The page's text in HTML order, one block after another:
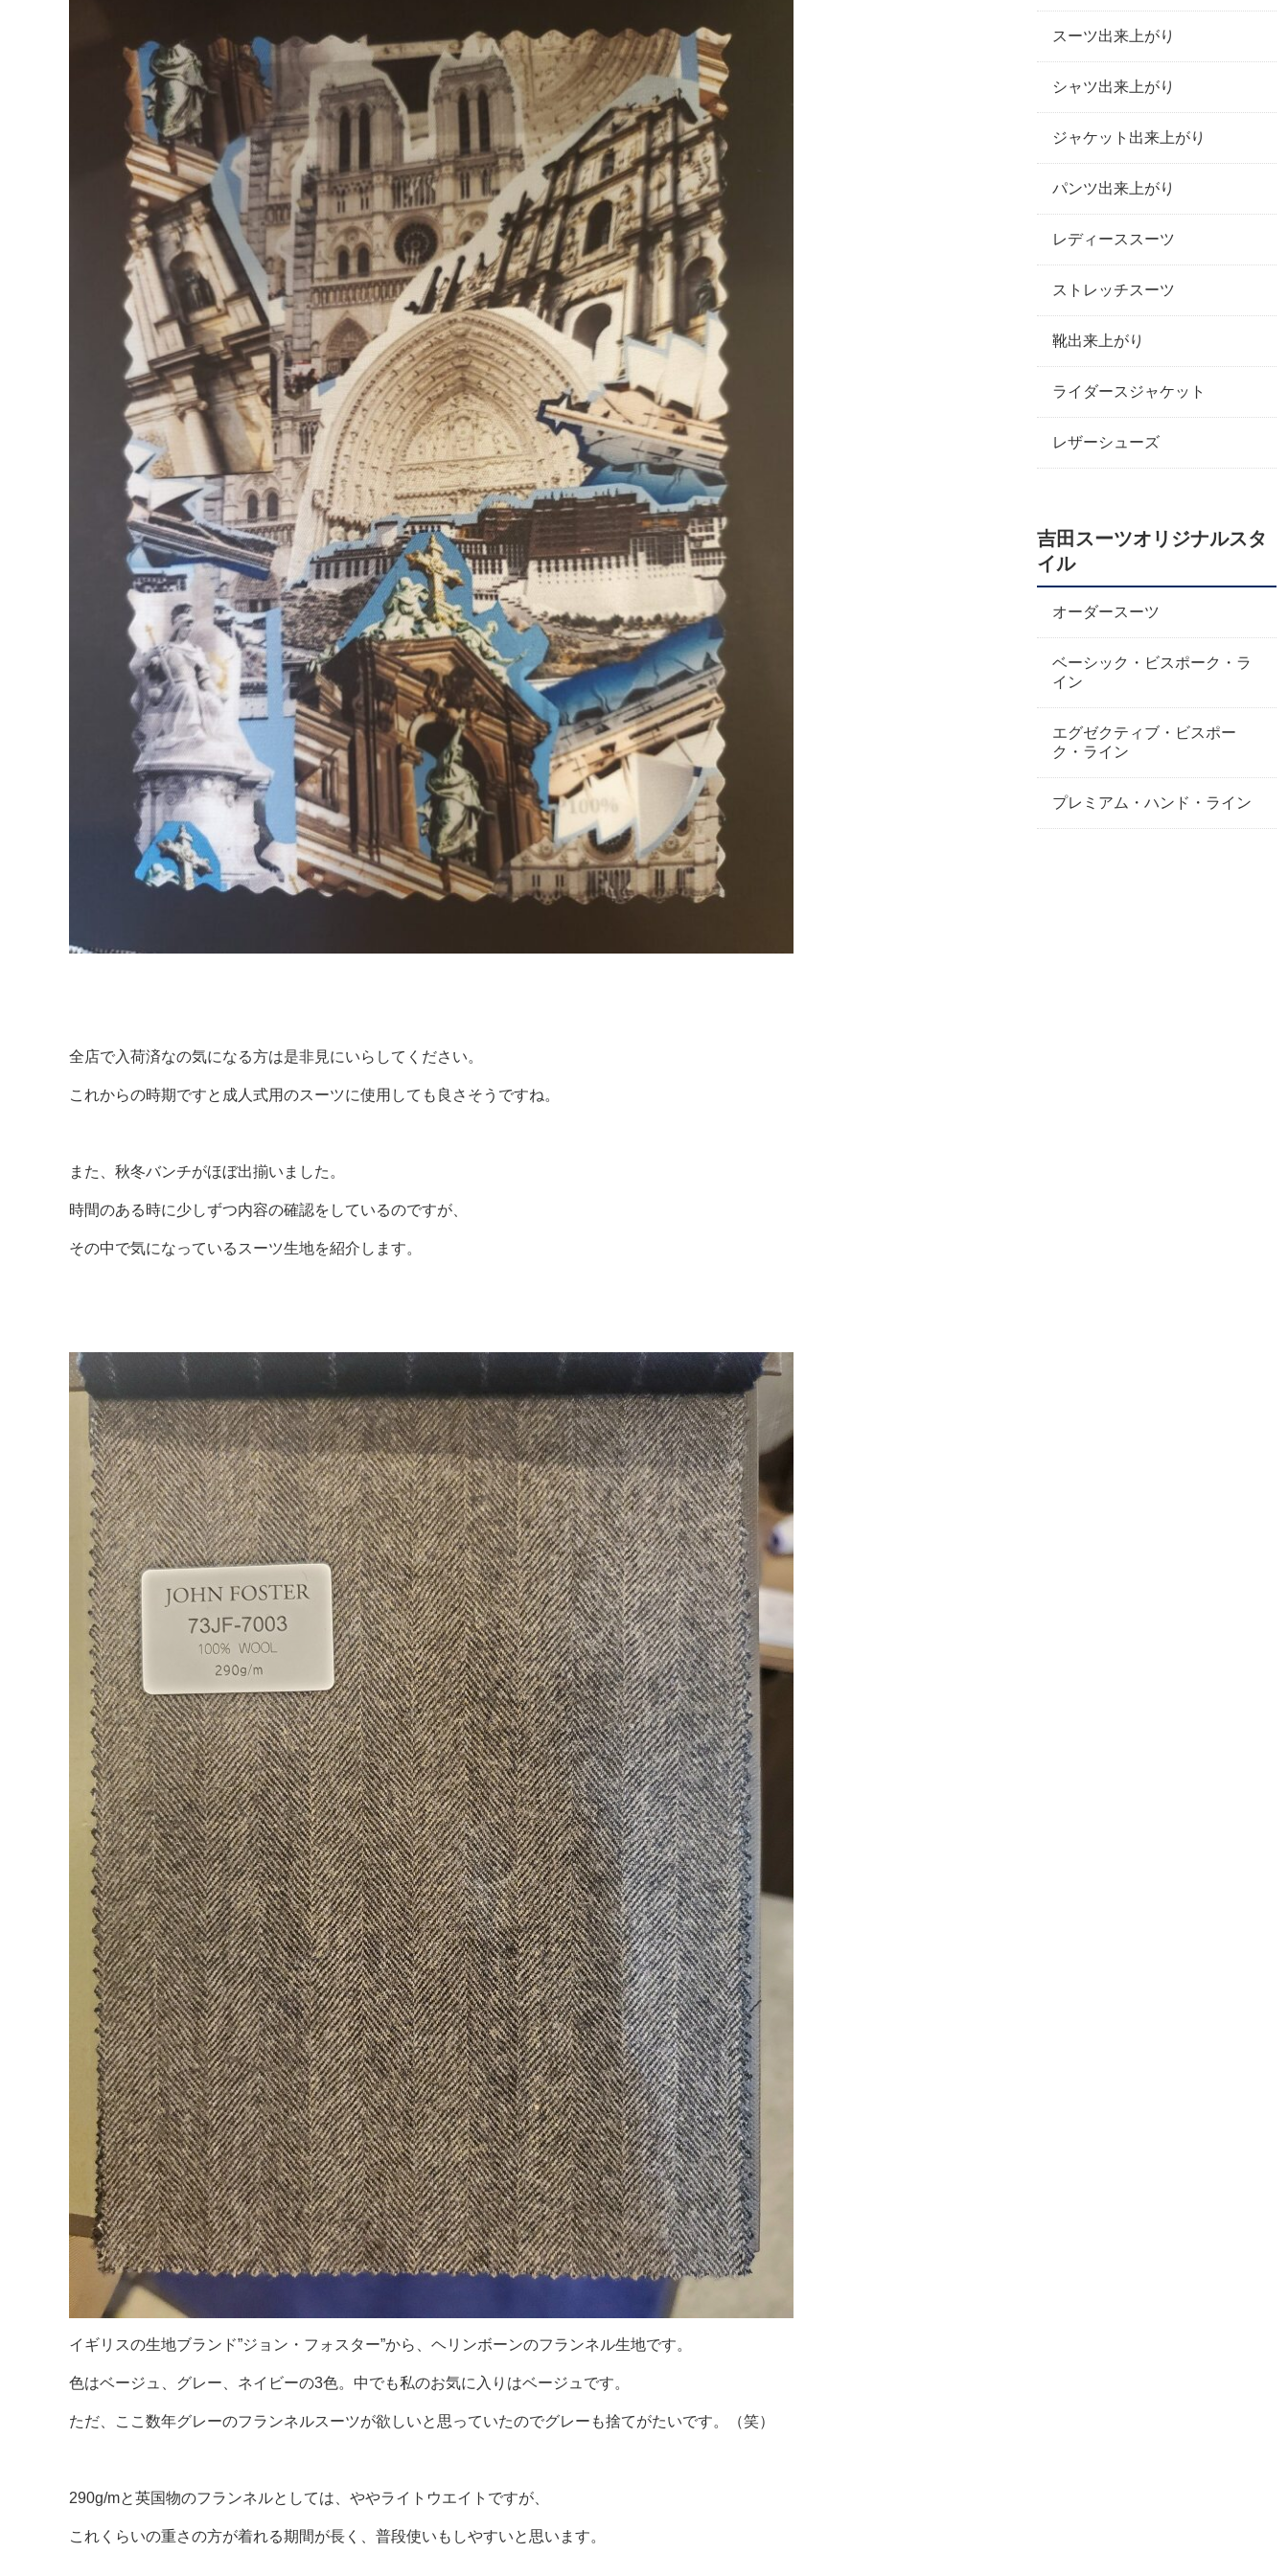
全店で入荷済なの気になる方は是非見にいらしてください。
これからの時期ですと成人式用のスーツに使用しても良さそうですね。
また、秋冬バンチがほぼ出揃いました。
時間のある時に少しずつ内容の確認をしているのですが、
その中で気になっているスーツ生地を紹介します。
イギリスの生地ブランド”ジョン・フォスター”から、ヘリンボーンのフランネル生地です。
色はベージュ、グレー、ネイビーの3色。中でも私のお気に入りはベージュです。
ただ、ここ数年グレーのフランネルスーツが欲しいと思っていたのでグレーも捨てがたいです。（笑）
290g/mと英国物のフランネルとしては、ややライトウエイトですが、
これくらいの重さの方が着れる期間が長く、普段使いもしやすいと思います。
スーツ出来上がり
シャツ出来上がり
ジャケット出来上がり
パンツ出来上がり
レディーススーツ
ストレッチスーツ
靴出来上がり
ライダースジャケット
レザーシューズ
吉田スーツオリジナルスタ
イル
オーダースーツ
ベーシック・ビスポーク・ラ
イン
エグゼクティブ・ビスポー
ク・ライン
プレミアム・ハンド・ライン